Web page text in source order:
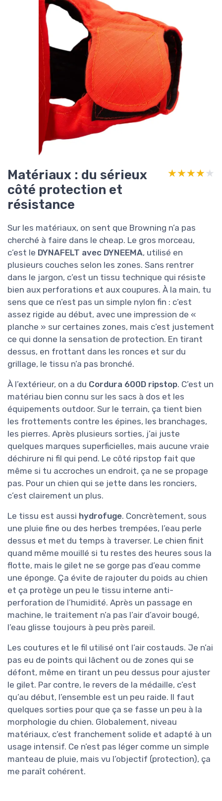
Matériaux : du sérieux
côté protection et
résistance
★★★★★
★★★★★
Sur les matériaux, on sent que Browning n’a pas
cherché à faire dans le cheap. Le gros morceau,
c’est le DYNAFELT avec DYNEEMA, utilisé en
plusieurs couches selon les zones. Sans rentrer
dans le jargon, c’est un tissu technique qui résiste
bien aux perforations et aux coupures. À la main, tu
sens que ce n’est pas un simple nylon fin : c’est
assez rigide au début, avec une impression de «
planche » sur certaines zones, mais c’est justement
ce qui donne la sensation de protection. En tirant
dessus, en frottant dans les ronces et sur du
grillage, le tissu n’a pas bronché.
À l’extérieur, on a du Cordura 600D ripstop. C’est un
matériau bien connu sur les sacs à dos et les
équipements outdoor. Sur le terrain, ça tient bien
les frottements contre les épines, les branchages,
les pierres. Après plusieurs sorties, j’ai juste
quelques marques superficielles, mais aucune vraie
déchirure ni fil qui pend. Le côté ripstop fait que
même si tu accroches un endroit, ça ne se propage
pas. Pour un chien qui se jette dans les ronciers,
c’est clairement un plus.
Le tissu est aussi hydrofuge. Concrètement, sous
une pluie fine ou des herbes trempées, l’eau perle
dessus et met du temps à traverser. Le chien finit
quand même mouillé si tu restes des heures sous la
flotte, mais le gilet ne se gorge pas d’eau comme
une éponge. Ça évite de rajouter du poids au chien
et ça protège un peu le tissu interne anti-
perforation de l’humidité. Après un passage en
machine, le traitement n’a pas l’air d’avoir bougé,
l’eau glisse toujours à peu près pareil.
Les coutures et le fil utilisé ont l’air costauds. Je n’ai
pas eu de points qui lâchent ou de zones qui se
défont, même en tirant un peu dessus pour ajuster
le gilet. Par contre, le revers de la médaille, c’est
qu’au début, l’ensemble est un peu raide. Il faut
quelques sorties pour que ça se fasse un peu à la
morphologie du chien. Globalement, niveau
matériaux, c’est franchement solide et adapté à un
usage intensif. Ce n’est pas léger comme un simple
manteau de pluie, mais vu l’objectif (protection), ça
me paraît cohérent.